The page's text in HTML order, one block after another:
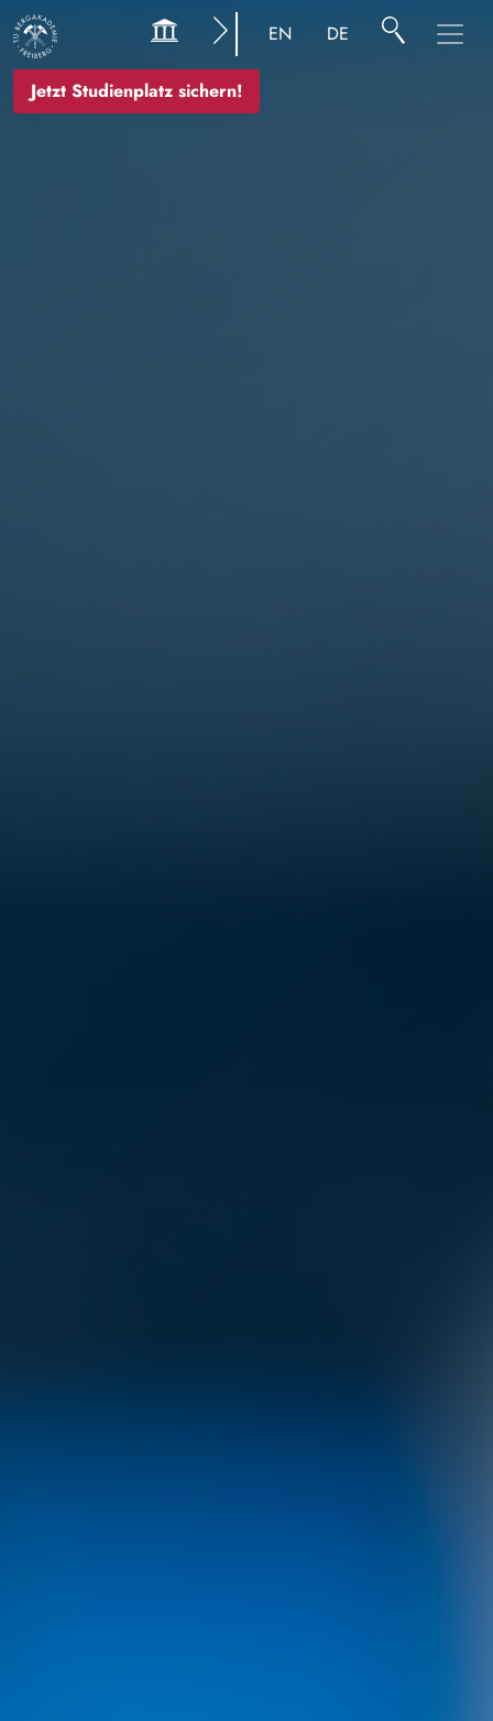
Jetzt Studienplatz sichern!
EN DE
Bild